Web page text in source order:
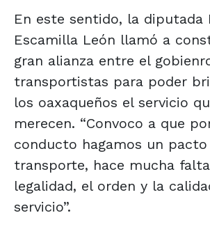
En este sentido, la diputada
Escamilla León llamó a
gran alianza entre el
transportistas para poder
los oaxaqueños el servicio
merecen. “Convoco a que
conducto hagamos un
transporte, hace mucha
legalidad, el orden y la
servicio”.